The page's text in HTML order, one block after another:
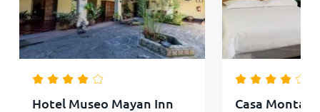
Hotel Museo Mayan Inn Casa